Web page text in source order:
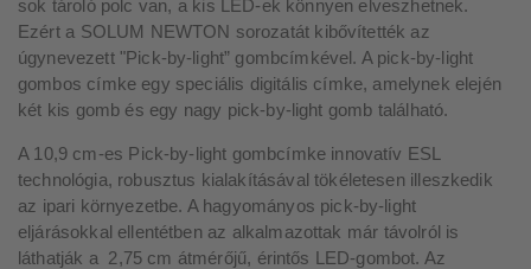
sok tároló polc van, a kis LED-ek könnyen elveszhetnek.
Ezért a SOLUM NEWTON sorozatát kibővítették az
úgynevezett "Pick-by-light” gombcímkével. A pick-by-light
gombos címke egy speciális digitális címke, amelynek elején
két kis gomb és egy nagy pick-by-light gomb található.
A 10,9 cm-es Pick-by-light gombcímke innovatív ESL
technológia, robusztus kialakításával tökéletesen illeszkedik
az ipari környezetbe. A hagyományos pick-by-light
eljárásokkal ellentétben az alkalmazottak már távolról is
láthatják a 2,75 cm átmérőjű, érintős LED-gombot. Az